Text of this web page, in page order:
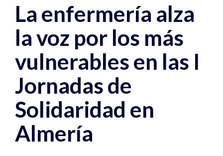
La enfermería alza
la voz por los más
vulnerables en las I
Jornadas de
Solidaridad en
Almería